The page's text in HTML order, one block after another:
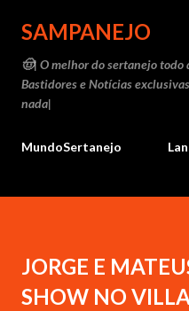
Pular para o
SAMPANEJO
🤠| O melhor do sertanejo todo
Bastidores e Notícias
nada|
MundoSertanejo
JORGE E
SHOW NO